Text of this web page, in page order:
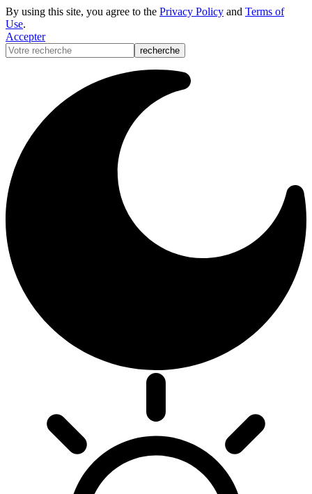
By using this site, you agree to the Privacy Policy and Terms of
Use.
Accepter